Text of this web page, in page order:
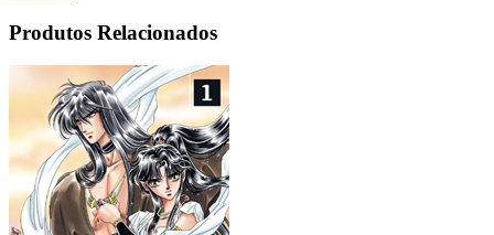
Produtos Relacionados